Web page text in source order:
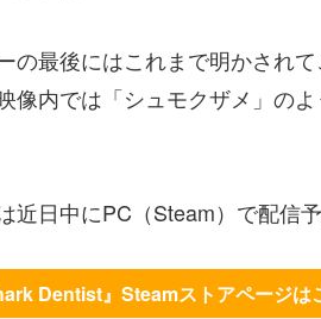
の最後にはこれまで明かされ
像内では「シュモクザメ」の
近日中にPC（Steam）で配信予
Dentist』Steamストアページは